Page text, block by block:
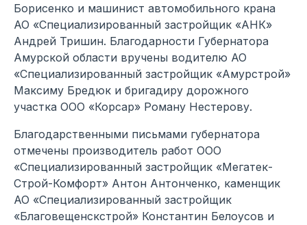
Борисенко и машинист автомобильного крана
АО «Специализированный застройщик «АНК»
Андрей Тришин. Благодарности Губернатора
Амурской области вручены водителю АО
«Специализированный застройщик «Амурстрой»
Максиму Бредюк и бригадиру дорожного
участка ООО «Корсар» Роману Нестерову.
Благодарственными письмами губернатора
отмечены производитель работ ООО
«Специализированный застройщик «Мегатек-
Строй-Комфорт» Антон Антонченко, каменщик
АО «Специализированный застройщик
«Благовещенскстрой» Константин Белоусов и